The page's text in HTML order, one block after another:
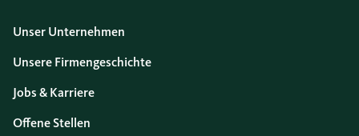
Unser Unternehmen
Unsere Firmengeschichte
Jobs & Karriere
Offene Stellen